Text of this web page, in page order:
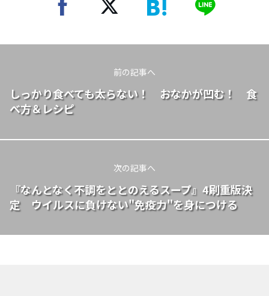
前の記事へ
しっかり食べても太らない！ おなかが凹む！ 食
べ方＆レシピ
次の記事へ
『なんとなく不調をととのえるスープ』4刷重版決
定 ウイルスに負けない"免疫力"を身につける